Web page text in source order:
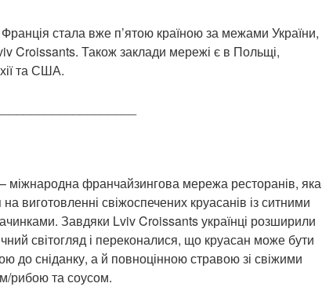
стала вже п’ятою країною за межами України,
Croissants. Також заклади мережі є в Польщі,
та США.
– міжнародна франчайзингова мережа ресторанів, яка
на виготовленні свіжоспечених круасанів із ситними
Завдяки Lviv Croissants українці розширили
світогляд і переконалися, що круасан може бути
до сніданку, а й повноцінною стравою зі свіжими
рибою та соусом.